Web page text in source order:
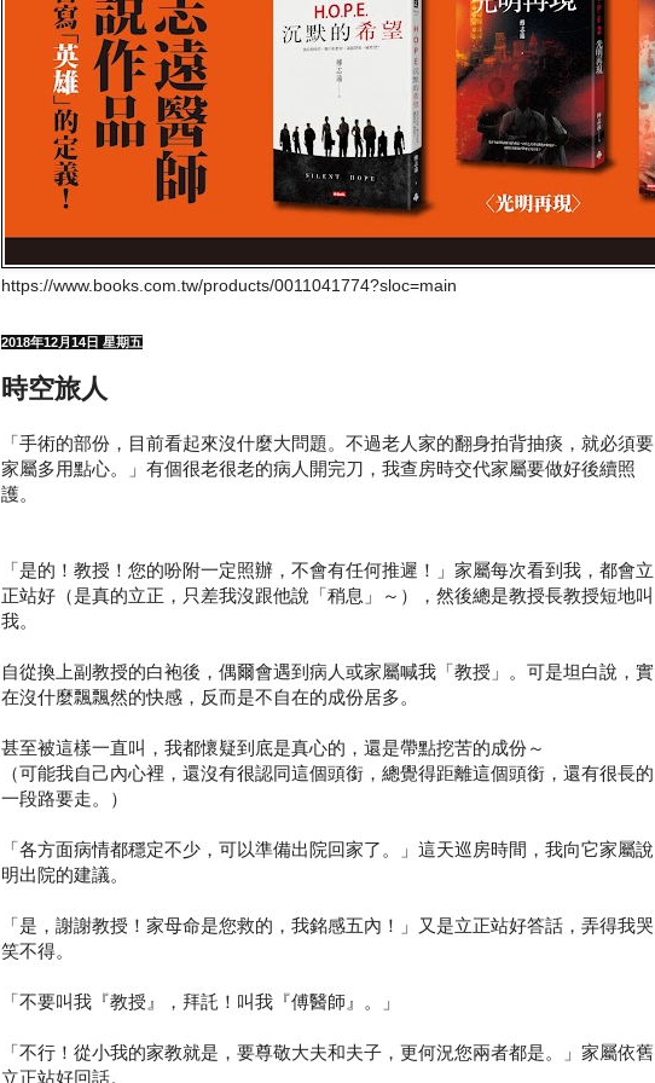
https://www.books.com.tw/products/0011041774?sloc=main
2018年12月14日 星期五
時空旅人
「手術的部份，目前看起來沒什麼大問題。不過老人家的翻身拍背抽痰，就必須要
家屬多用點心。」有個很老很老的病人開完刀，我查房時交代家屬要做好後續照
護。
「是的！教授！您的吩附一定照辦，不會有任何推遲！」家屬每次看到我，都會立
正站好（是真的立正，只差我沒跟他說「稍息」～），然後總是教授長教授短地叫
我。
自從換上副教授的白袍後，偶爾會遇到病人或家屬喊我「教授」。可是坦白說，實
在沒什麼飄飄然的快感，反而是不自在的成份居多。
甚至被這樣一直叫，我都懷疑到底是真心的，還是帶點挖苦的成份～
（可能我自己內心裡，還沒有很認同這個頭銜，總覺得距離這個頭銜，還有很長的
一段路要走。）
「各方面病情都穩定不少，可以準備出院回家了。」這天巡房時間，我向它家屬說
明出院的建議。
「是，謝謝教授！家母命是您救的，我銘感五內！」又是立正站好答話，弄得我哭
笑不得。
「不要叫我『教授』，拜託！叫我『傅醫師』。」
「不行！從小我的家教就是，要尊敬大夫和夫子，更何況您兩者都是。」家屬依舊
立正站好回話。